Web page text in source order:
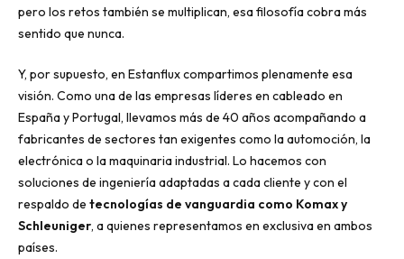
pero los retos también se multiplican, esa filosofía cobra más
sentido que nunca.
Y, por supuesto, en Estanflux compartimos plenamente esa
visión. Como una de las empresas líderes en cableado en
España y Portugal, llevamos más de 40 años acompañando a
fabricantes de sectores tan exigentes como la automoción, la
electrónica o la maquinaria industrial. Lo hacemos con
soluciones de ingeniería adaptadas a cada cliente y con el
respaldo de tecnologías de vanguardia como Komax y
Schleuniger, a quienes representamos en exclusiva en ambos
países.